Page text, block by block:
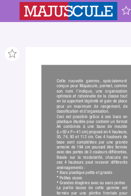
Cette nouvelle gamme,
spécialement
conçue pour Majuscule, permet, comme
son nom l’indique, une organisation
optimale et rationnelle de la classe tout
en lui apportant légèreté et gain de place
pour un maximum de rangement,
de
classiﬁcation et d’organisation.
Ceci est possible grâce à ses bacs en
plastique étudiés pour contenir un format
A4 combinés à une base de meuble
(L=92xP= 41 cm) proposé en 4 hauteurs,
55, 74, 93 et 112 cm. Ces 4 hauteurs de
base sont complétées par une grande
armoire de 194 cm pouvant être fermée
avec des portes de 3 couleurs différentes.
Basée sur la modularité,
chacune de
ces 4 hauteurs peut recevoir différents
aménagements :
• Bacs plastique petits et grands
• Petites cases
• Grandes étagères avec ou sans portes
La partie basse de cette gamme est
fermée par une plinthe frontale pour